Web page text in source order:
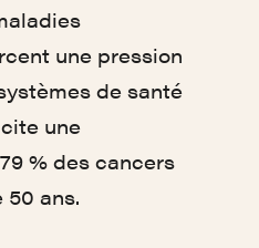
une pression
de santé
une
% des cancers
50 ans.